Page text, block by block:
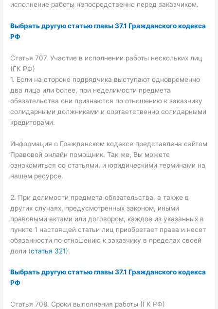
исполнение работы непосредственно перед заказчиком.
Выбрать другую статью главы 37.1 Гражданского кодекса
РФ
Статья 707. Участие в исполнении работы нескольких лиц
(ГК РФ)
1. Если на стороне подрядчика выступают одновременно
два лица или более, при неделимости предмета
обязательства они признаются по отношению к заказчику
солидарными должниками и соответственно солидарными
кредиторами.
Информация о Гражданском кодексе представлена сайтом
Правовой онлайн помощник. Так же, Вы можете
ознакомиться со статьями, и юридическими терминами на
нашем ресурсе.
2. При делимости предмета обязательства, а также в
других случаях, предусмотренных законом, иными
правовыми актами или договором, каждое из указанных в
пункте 1 настоящей статьи лиц приобретает права и несет
обязанности по отношению к заказчику в пределах своей
доли (статья 321).
Выбрать другую статью главы 37.1 Гражданского кодекса
РФ
Статья 708. Сроки выполнения работы (ГК РФ)